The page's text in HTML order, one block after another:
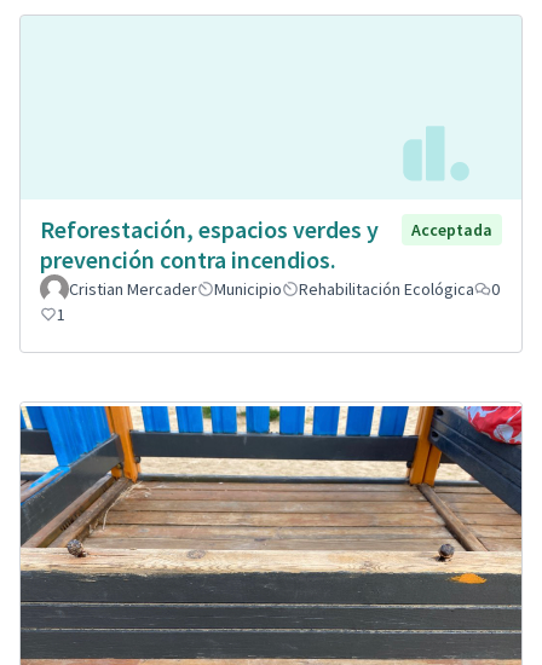
Reforestación, espacios verdes y
prevención contra incendios.
Acceptada
Cristian Mercader Municipio Rehabilitación Ecológica
0
1